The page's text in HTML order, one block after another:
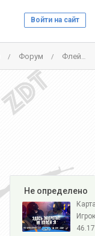
Войти на сайт
/ Форум / Флейм
️ Не определено